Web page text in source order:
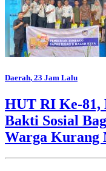
Daerah, 23 Jam Lalu
HUT RI Ke-81,
Bakti Sosial
Warga Kurang